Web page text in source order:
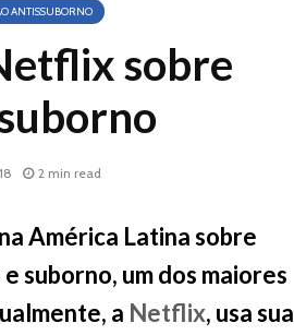
ANTISSUBORNO
sobre
2 min read
América Latina sobre
suborno, um dos maiores
a Netflix, usa sua